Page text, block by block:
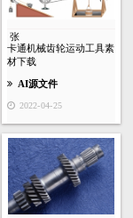
张
卡通机械齿轮运动工具素
材下载
AI源文件
2022-04-25